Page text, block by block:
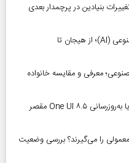
از تغییرات بنیادین در پرچمدار بعدی
رشد خیره‌کننده بازار توکن‌های هوش مصنوعی (AI)؛ از هیجان تا
معرفی و مقایسه خانواده
بحران باتری در گوشی‌های سامسونگ؛ آیا به‌روزرسانی One UI ۸.۵ مقصر
را می‌گیرند؟ بررسی وضعیت